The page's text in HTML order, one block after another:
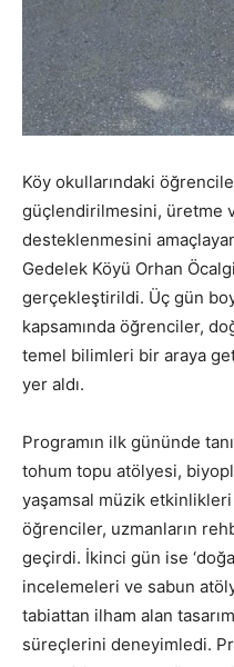
Köy okullarındaki
güçlendirilmesini, üretme
desteklenmesini
Gedelek Köyü Orhan
gerçekleştirildi. Üç gün
kapsamında öğrenciler,
temel bilimleri bir araya
yer aldı.
Programın ilk gününde
tohum topu atölyesi,
yaşamsal müzik
öğrenciler, uzmanların
geçirdi. İkinci gün ise
incelemeleri ve sabun
tabiattan ilham alan
süreçlerini deneyimledi.